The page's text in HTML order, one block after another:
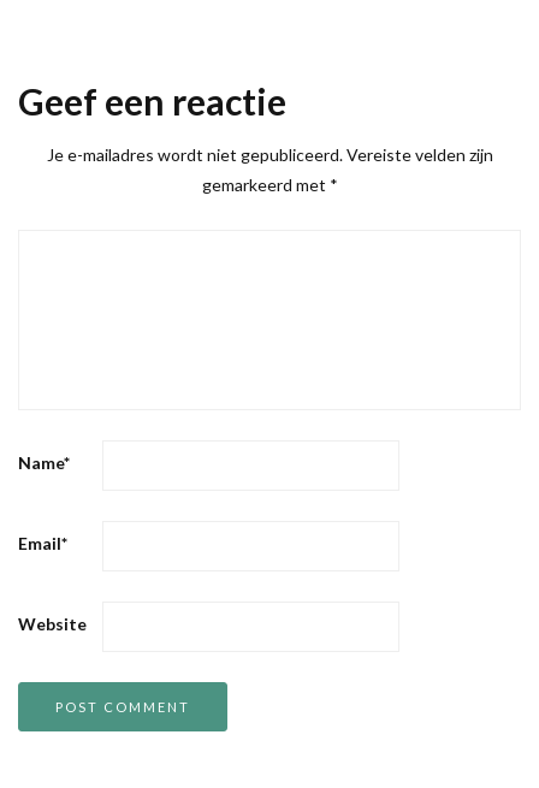
Geef een reactie
Je e-mailadres wordt niet gepubliceerd. Vereiste velden zijn
gemarkeerd met *
Name*
Email*
Website